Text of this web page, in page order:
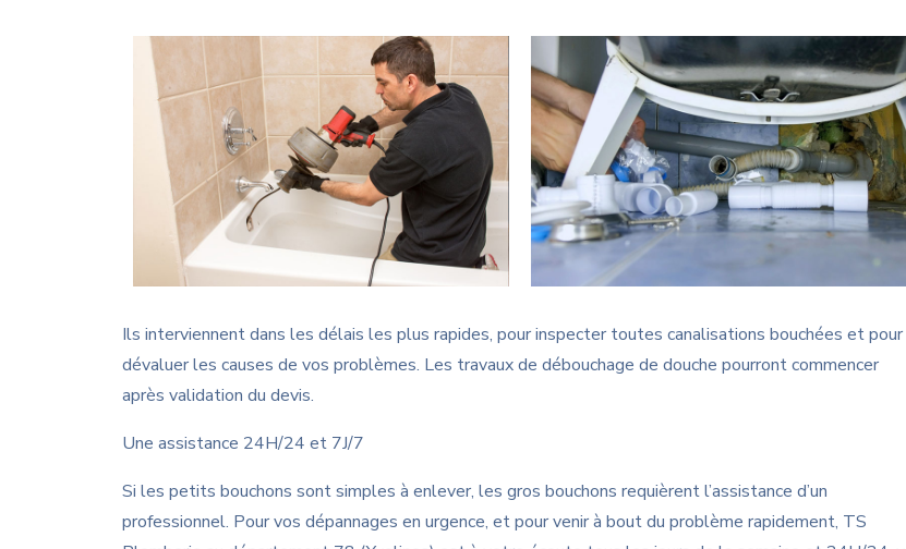
Ils interviennent dans les délais les plus rapides, pour inspecter toutes canalisations bouchées et pour
dévaluer les causes de vos problèmes. Les travaux de débouchage de douche pourront commencer
après validation du devis.
Une assistance 24H/24 et 7J/7
Si les petits bouchons sont simples à enlever, les gros bouchons requièrent l’assistance d’un
professionnel. Pour vos dépannages en urgence, et pour venir à bout du problème rapidement, TS